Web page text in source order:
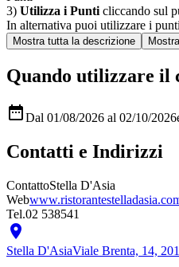
3) Utilizza i Punti cliccando sul
In alternativa puoi utilizzare i
Quando utilizzare il
Dal 01/08/2026 al 02/10/2026
Contatti e Indirizzi
ContattoStella D'Asia
Web
Tel.02 538541

Stella D'AsiaViale Brenta, 14,